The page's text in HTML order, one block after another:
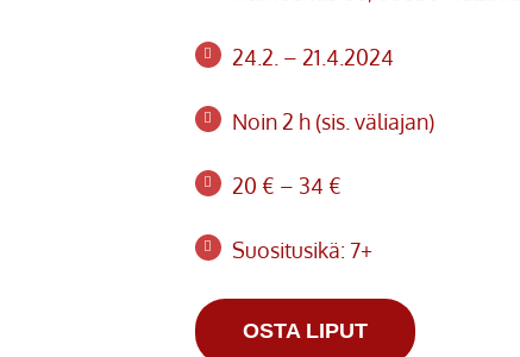
24.2. – 21.4.2024
Noin 2 h (sis. väliajan)
20 € – 34 €
Suositusikä: 7+
OSTA LIPUT